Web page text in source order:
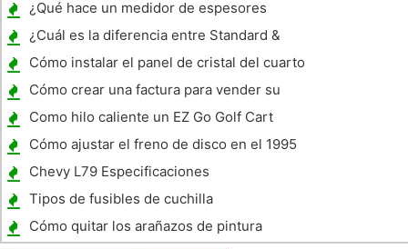
¿Qué hace un medidor de espesores
Medida?
¿Cuál es la diferencia entre Standard &
Remolque Ejes de torsión?
Cómo instalar el panel de cristal del cuarto
en un Toyota
Cómo crear una factura para vender su
coche
Como hilo caliente un EZ Go Golf Cart
Cómo ajustar el freno de disco en el 1995
Mustang GT
Chevy L79 Especificaciones
Tipos de fusibles de cuchilla
Cómo quitar los arañazos de pintura